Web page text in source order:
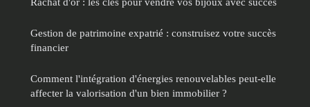
Gestion de patrimoine expatrié : construisez votre succès
financier
Comment l'intégration d'énergies renouvelables peut-elle
affecter la valorisation d'un bien immobilier ?